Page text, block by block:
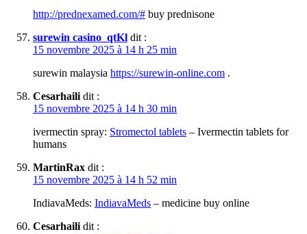
http://prednexamed.com/# buy prednisone
surewin casino_qtKl dit :
15 novembre 2025 à 14 h 25 min
surewin malaysia https://surewin-online.com .
Cesarhaili dit :
15 novembre 2025 à 14 h 30 min
ivermectin spray: Stromectol tablets – Ivermectin tablets for
humans
MartinRax dit :
15 novembre 2025 à 14 h 52 min
IndiavaMeds: IndiavaMeds – medicine buy online
Cesarhaili dit :